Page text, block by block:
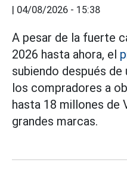
| 04/08/2026 - 15:38
A pesar de la fuerte
2026 hasta ahora, el
subiendo después de
los compradores a
hasta 18 millones de
grandes marcas.